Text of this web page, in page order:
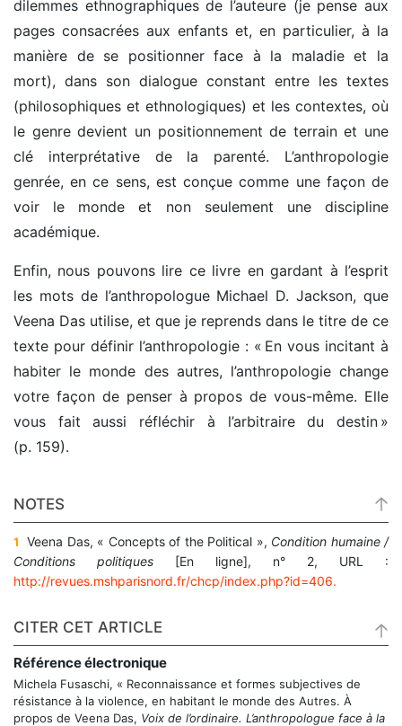
dilemmes ethnographiques de l’auteure (je pense aux
pages consacrées aux enfants et, en particulier, à la
manière de se positionner face à la maladie et la
mort), dans son dialogue constant entre les textes
(philosophiques et ethnologiques) et les contextes, où
le genre devient un positionnement de terrain et une
clé interprétative de la parenté. L’anthropologie
genrée, en ce sens, est conçue comme une façon de
voir le monde et non seulement une discipline
académique.
Enfin, nous pouvons lire ce livre en gardant à l’esprit
les mots de l’anthropologue Michael D. Jackson, que
Veena Das utilise, et que je reprends dans le titre de ce
texte pour définir l’anthropologie : « En vous incitant à
habiter le monde des autres, l’anthropologie change
votre façon de penser à propos de vous-même. Elle
vous fait aussi réfléchir à l’arbitraire du destin »
(p. 159).
NOTES
1 Veena Das, « Concepts of the Political », Condition humaine /
Conditions politiques [En ligne], n° 2, URL :
http://revues.mshparisnord.fr/chcp/index.php?id=406.
CITER CET ARTICLE
Référence électronique
Michela Fusaschi, « Reconnaissance et formes subjectives de
résistance à la violence, en habitant le monde des Autres. À
propos de Veena Das, Voix de l’ordinaire. L’anthropologue face à la